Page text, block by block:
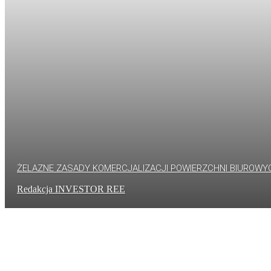
ŻELAZNE ZASADY KOMERCJALIZACJI POWIERZCHNI
Redakcja INVESTOR REE